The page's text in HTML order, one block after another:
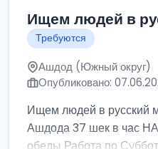
Ищем людей в
Требуются
Ашдод (Южный округ)
Опубликовано:
Ищем людей в русский
Ашдода 37 шек в час